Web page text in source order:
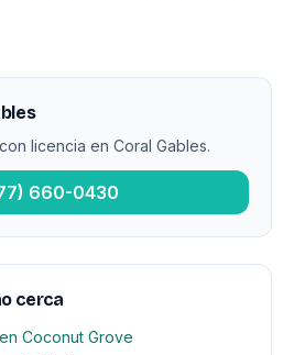
licencia en Coral Gables.
660-0430
cerca
Coconut Grove